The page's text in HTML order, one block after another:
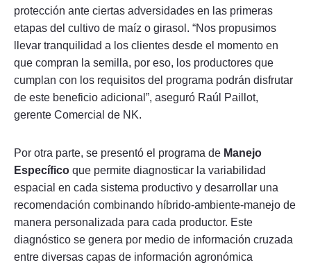
protección ante ciertas adversidades en las primeras
etapas del cultivo de maíz o girasol. “Nos propusimos
llevar tranquilidad a los clientes desde el momento en
que compran la semilla, por eso, los productores que
cumplan con los requisitos del programa podrán disfrutar
de este beneficio adicional”, aseguró Raúl Paillot,
gerente Comercial de NK.
Por otra parte, se presentó el programa de Manejo
Específico que permite diagnosticar la variabilidad
espacial en cada sistema productivo y desarrollar una
recomendación combinando híbrido-ambiente-manejo de
manera personalizada para cada productor. Este
diagnóstico se genera por medio de información cruzada
entre diversas capas de información agronómica